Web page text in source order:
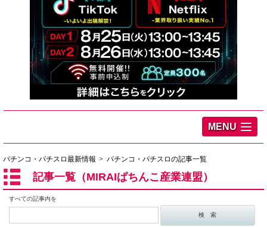
MENU
パチンコ・パチスロ最新情報 パチンコ・パチスロの記事一覧
記事一覧（MIRAIぱちんこ産業連盟）
すべての記事内を